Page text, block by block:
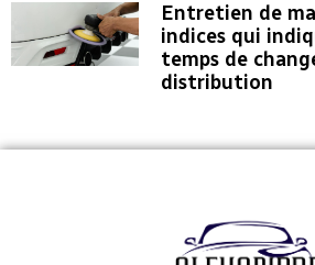
Entretien de
indices qui
temps de
distribution